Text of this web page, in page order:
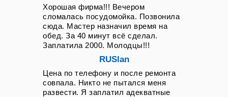
Хорошая фирма!!! Вечером
сломалась посудомойка. Позвонила
сюда. Мастер назначил время на
обед. За 40 минут всё сделал.
Заплатила 2000. Молодцы!!!
RUSlan
Цена по телефону и после ремонта
совпала. Никто не пытался меня
развести. Я заплатил адекватные